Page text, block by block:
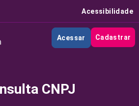
Acessibilidade
Acessar Cadastrar
CNPJ